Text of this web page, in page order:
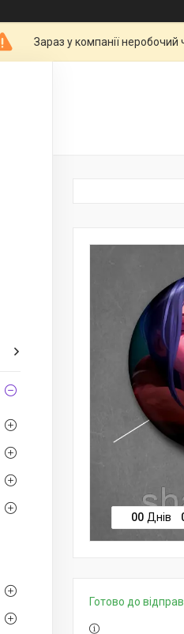
Зараз у компанії
00 Днів
Готово до